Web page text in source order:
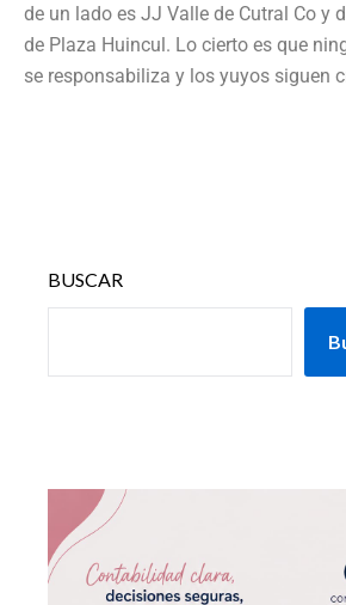
de un lado es JJ Valle de Cutral Co y
de Plaza Huincul. Lo cierto es que
se responsabiliza y los yuyos siguen
BUSCAR